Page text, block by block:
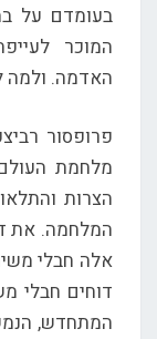
בעומדם על
המוכר
האדמה. ולמה
פרופסור
מלחמת העולם
הצרות
המלחמה. את
אלה חבלי
דוחים חבלי
המתחדש,